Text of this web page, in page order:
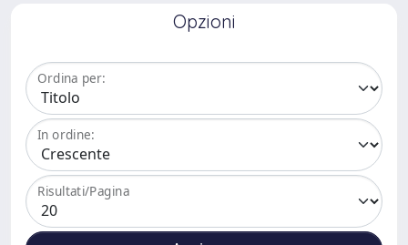
Opzioni
Ordina per:
In ordine:
Risultati/Pagina